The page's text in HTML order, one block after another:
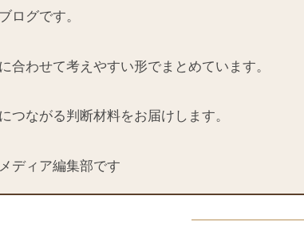
ログです。
わせて考えやすい形でまとめています。
ながる判断材料をお届けします。
ディア編集部です